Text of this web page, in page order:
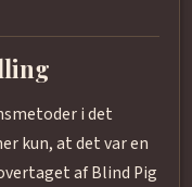
i det
kun, at det var en
af Blind Pig